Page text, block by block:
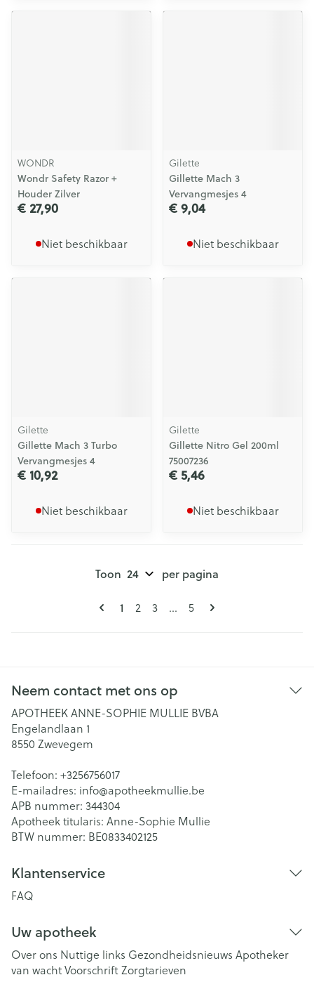
WONDR
Wondr Safety Razor +
Houder Zilver
€ 27,90
Niet beschikbaar
Gilette
Gillette Mach 3
Vervangmesjes 4
€ 9,04
Niet beschikbaar
Gilette
Gillette Mach 3 Turbo
Vervangmesjes 4
€ 10,92
Niet beschikbaar
Gilette
Gillette Nitro Gel 200ml
75007236
€ 5,46
Niet beschikbaar
Pagina's
U lees momenteel pagina
1 Pagina
2 Pagina
3 ... Pagina
5
Toon per pagina
Neem contact met ons op
APOTHEEK ANNE-SOPHIE MULLIE BVBA
Engelandlaan 1
8550 Zwevegem
Telefoon: +3256756017
E-mailadres: info@apotheekmullie.be
APB nummer: 344304
Apotheek titularis: Anne-Sophie Mullie
BTW nummer: BE0833402125
Klantenservice
FAQ
Uw apotheek
Over ons Nuttige links Gezondheidsnieuws Apotheker
van wachtVoorschriftZorgtarieven